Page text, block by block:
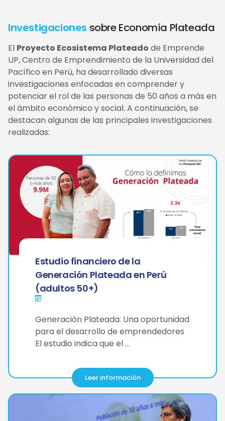
Investigaciones sobre Economía Plateada
El Proyecto Ecosistema Plateado de Emprende
UP, Centro de Emprendimiento de la Universidad del
Pacífico en Perú, ha desarrollado diversas
investigaciones enfocadas en comprender y
potenciar el rol de las personas de 50 años a más en
el ámbito económico y social. A continuación, se
destacan algunas de las principales investigaciones
realizadas:
Estudio financiero de la
Generación Plateada en Perú
(adultos 50+)
Generación Plateada: Una oportunidad
para el desarrollo de emprendedores
El estudio indica que el …
Leer información